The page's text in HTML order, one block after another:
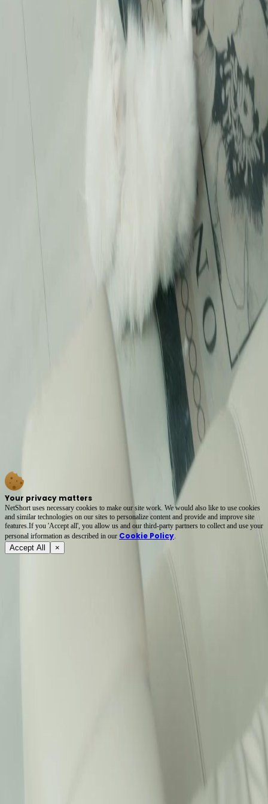
Suraya ni memang pandai berlakon depan orang lain. Bila tiada orang barulah dia tunjuk
sifat asal. Aina pula jadi mangsa fitnah sampai kena tuduh bunuh kucing. Cerita dalam
(Alih Suara)Tinggal Kesedihan Lalu Dalam Ingatanmu ini sangat dramatik dan penuh
emosi. Lelaki-lelaki tu pun akhirnya tahu siapa yang betul-betul baik. Babak Aina gali tanah
Tidak sangka Suraya boleh buat macam tu pada haiwan comel. Dia pakai gaun hitam sambil
bercermin seolah-olah dia pemenang. Padahal dia curi hak Aina sebagai anak kandung.
Cerita (Alih Suara)Tinggal Kesedihan Lalu Dalam Ingatanmu ini mainkan emosi penonton
dengan baik. Saya suka cara konflik dibina perlahan-lahan sehingga meletup. Watak lelaki
Aina terlalu baik sampai kadang-kadang saya rasa dia perlu lebih kuat. Suraya pula terlalu
licik menggunakan keadaan untuk jatuhkan orang lain. Dalam (Alih Suara)Tinggal
Kesedihan Lalu Dalam Ingatanmu, setiap babak ada maksud tersirat yang mendalam. Babak
hujan waktu Aina menangis tu sangat simbolik dengan kesedihan dia. Saya harap pengarah
akan berikan pengakhiran yang memuaskan hati semua peminat setia drama ini nanti.
Bila tengok skrin tu baru tahu siapa musuh dalam selimut sebenarnya. Lelaki-lelaki itu
terkejut besar melihat kebenaran yang tersergam indah. Kisah dalam (Alih Suara)Tinggal
Kesedihan Lalu Dalam Ingatanmu ini mengajar kita jangan mudah percaya pada penampilan
luar. Suraya mungkin menang sekarang tapi kebenaran akan muncul juga. Saya suka tengok
Gaun hitam yang dipakai Suraya melambangkan hati dia yang gelap gelita. Dia bangga
dapat rampas semua milik Aina termasuk status keluarga. Cerita (Alih Suara)Tinggal
Kesedihan Lalu Dalam Ingatanmu semakin menarik bila rahsia keluarga mula terbongkar
satu persatu. Saya tidak sabar nak tahu reaksi lelaki-lelaki tu bila tahu Suraya anak sebenar.
Konflik antara dua wanita ini memang tidak boleh dipisahkan.
Kucing itu hanya mangsa dalam perang dingin antara dua wanita ini. Sangat kejam tapi
itulah realiti drama zaman sekarang. Dalam (Alih Suara)Tinggal Kesedihan Lalu Dalam
Ingatanmu, setiap watak mempunyai motivasi masing-masing yang kuat. Aina mungkin
kalah sekarang tapi dia ada penyokong yang mulai sedar kesalahan mereka. Saya harap dia
bangkit semula dan tuntut hak dia sebagai waris sebenar keluarga itu.
Akhir sekali Suraya mengaku dia anak kandung sambil ketawa puas hati. Aina pula
terpaksa keluar dari rumah itu dengan hati yang hancur luluh. Cerita (Alih Suara)Tinggal
Kesedihan Lalu Dalam Ingatanmu ini memang penuh dengan kejutan yang tidak disangka-
sangka. Saya suka tengok babak pergaduhan mulut antara mereka semua. Harap musim
depan akan lebih hebat lagi dari segi produksi dan lakonan.
Your privacy matters
NetShort uses necessary cookies to make our site work. We would also like to use cookies
and similar technologies on our sites to personalize content and provide and improve site
features.If you 'Accept all', you allow us and our third-party partners to collect and use your
personal irformation as described in our Cookie Policy.
Accept All ×